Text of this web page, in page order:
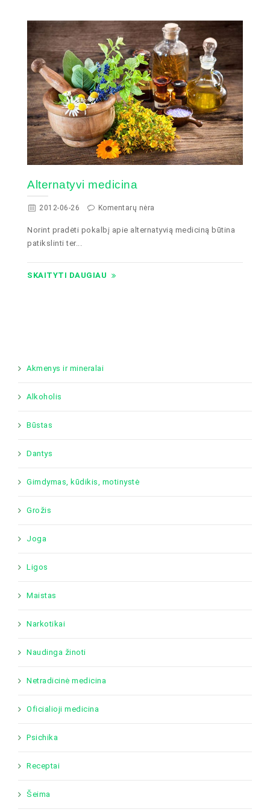
Alternatyvi medicina
2012-06-26 Komentarų nėra
Norint pradėti pokalbį apie alternatyvią mediciną būtina
patikslinti ter...
SKAITYTI DAUGIAU
Akmenys ir mineralai
Alkoholis
Būstas
Dantys
Gimdymas, kūdikis, motinystė
Grožis
Joga
Ligos
Maistas
Narkotikai
Naudinga žinoti
Netradicinė medicina
Oficialioji medicina
Psichika
Receptai
Šeima